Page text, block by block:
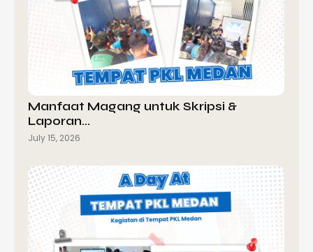
Manfaat Magang untuk Skripsi &
Laporan…
July 15, 2026